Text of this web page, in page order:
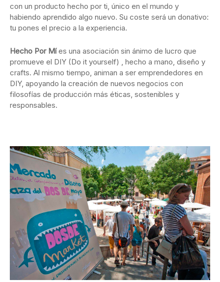
con un producto hecho por ti, único en el mundo y
habiendo aprendido algo nuevo. Su coste será un donativo:
tu pones el precio a la experiencia.
Hecho Por Míes una asociación sin ánimo de lucro que
promueve el DIY (Do it yourself) , hecho a mano, diseño y
crafts. Al mismo tiempo, animan a ser emprendedores en
DIY, apoyando la creación de nuevos negocios con
filosofías de producción más éticas, sostenibles y
responsables.